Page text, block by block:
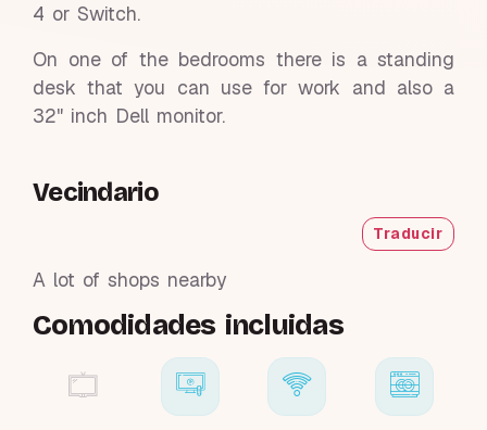
4 or Switch.
On one of the bedrooms there is a standing
desk that you can use for work and also a
32" inch Dell monitor.
Vecindario
Traducir
A lot of shops nearby
Comodidades incluidas